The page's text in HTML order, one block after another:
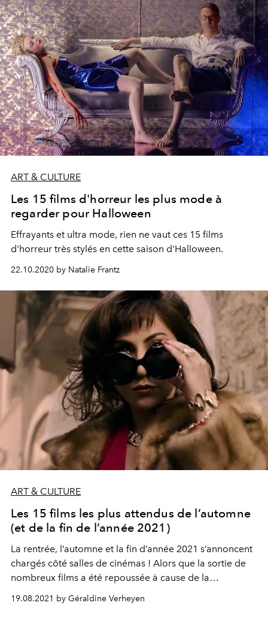
ART & CULTURE
Les 15 films d'horreur les plus mode à
regarder pour Halloween
Effrayants et ultra mode, rien ne vaut ces 15 films
d'horreur très stylés en cette saison d'Halloween.
22.10.2020 by Natalie Frantz
ART & CULTURE
Les 15 films les plus attendus de l’automne
(et de la fin de l’année 2021)
La rentrée, l’automne et la fin d’année 2021 s’annoncent
chargés côté salles de cinémas ! Alors que la sortie de
nombreux films a été repoussée à cause de la
pandémie, certains des longs-métrages les plus attendus
arrivent enfin sur les grands écrans belges. Voici
19.08.2021 by Géraldine Verheyen